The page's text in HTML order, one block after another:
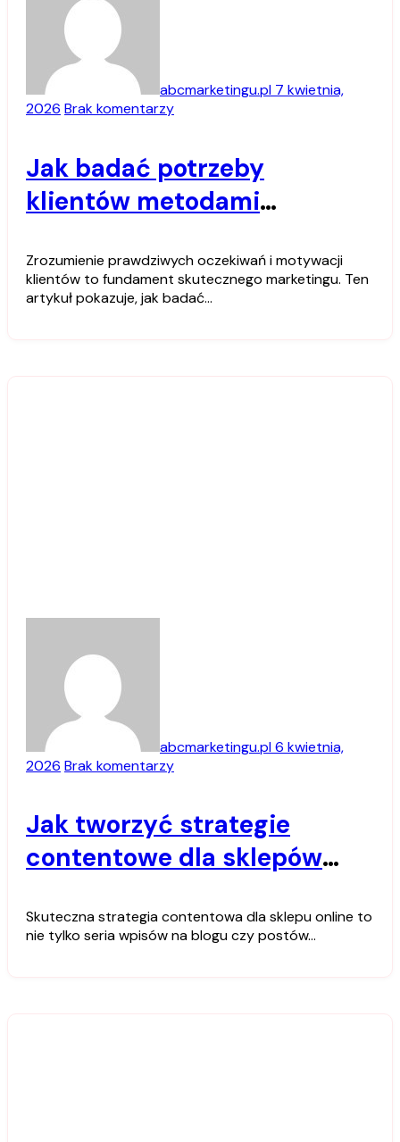
abcmarketingu.pl 7 kwietnia,
2026 Brak komentarzy
Jak badać potrzeby
klientów metodami
Zrozumienie prawdziwych oczekiwań i motywacji
klientów to fundament skutecznego marketingu. Ten
artykuł pokazuje, jak badać…
abcmarketingu.pl6 kwietnia,
2026 Brak komentarzy
Jak tworzyć strategie
contentowe dla sklepów
Skuteczna strategia contentowa dla sklepu online to
nie tylko seria wpisów na blogu czy postów…